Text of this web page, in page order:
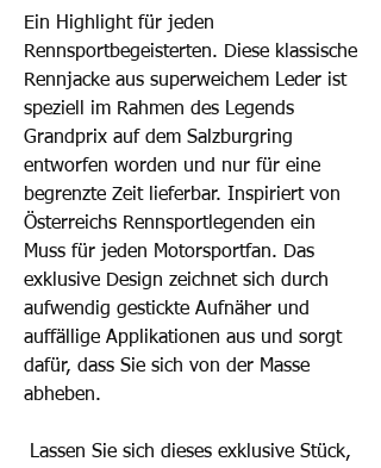
Ein Highlight für jeden
Rennsportbegeisterten. Diese klassische
Rennjacke aus superweichem Leder ist
speziell im Rahmen des Legends
Grandprix auf dem Salzburgring
entworfen worden und nur für eine
begrenzte Zeit lieferbar. Inspiriert von
Österreichs Rennsportlegenden ein
Muss für jeden Motorsportfan. Das
exklusive Design zeichnet sich durch
aufwendig gestickte Aufnäher und
auffällige Applikationen aus und sorgt
dafür, dass Sie sich von der Masse
abheben.
Lassen Sie sich dieses exklusive Stück,